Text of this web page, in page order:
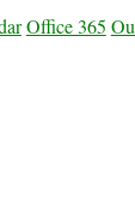
Office 365